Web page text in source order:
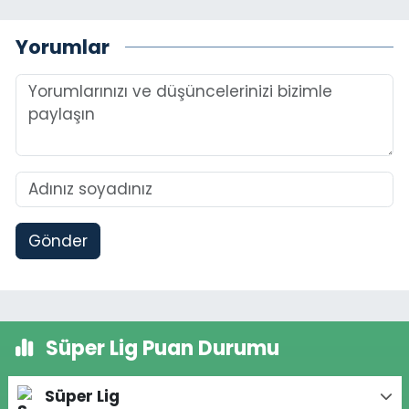
Yorumlar
Gönder
Süper Lig Puan Durumu
Süper Lig